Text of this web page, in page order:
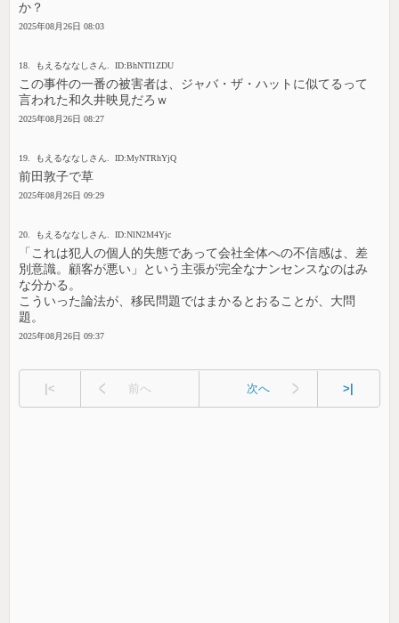
か？
2025年08月26日 08:03
18. もえるななしさん. ID:BhNTI1ZDU
この事件の一番の被害者は、ジャバ・ザ・ハットに似てるって
言われた和久井映見だろｗ
2025年08月26日 08:27
19. もえるななしさん. ID:MyNTRhYjQ
前田敦子で草
2025年08月26日 09:29
20. もえるななしさん. ID:NlN2M4Yjc
「これは犯人の個人的失態であって会社全体への不信感は、差
別意識。顧客が悪い」という主張が完全なナンセンスなのはみ
な分かる。
こういった論法が、移民問題ではまかるとおることが、大問
題。
2025年08月26日 09:37
|< 前へ 次へ >|